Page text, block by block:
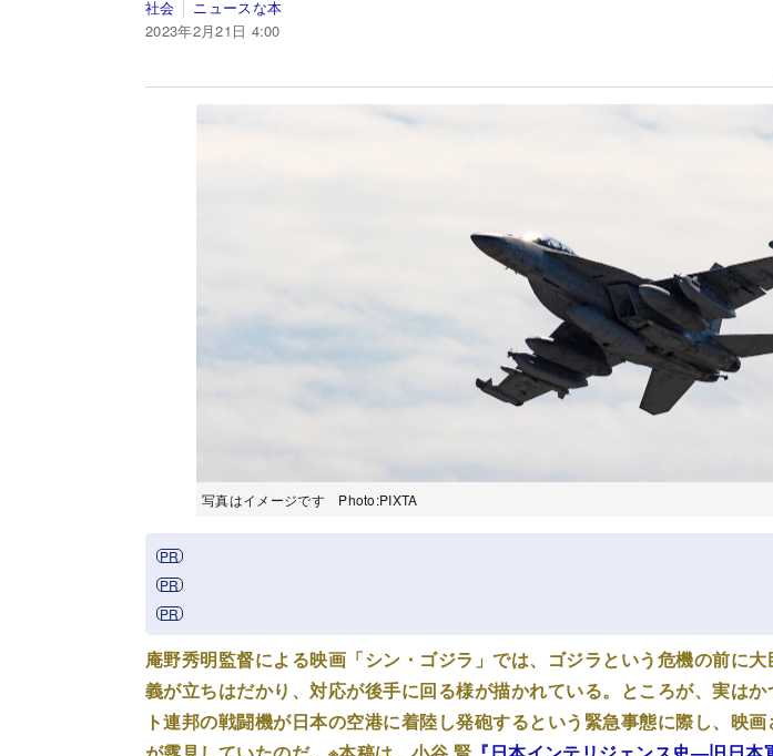
社会
ニュースな本
2023年2月21日 4:00
写真はイメージです Photo:PIXTA
庵野秀明監督による映画「シン・ゴジラ」では、ゴジラという危機の前に
義が立ちはだかり、対応が後手に回る様が描かれている。ところが、実は
ト連邦の戦闘機が日本の空港に着陸し発砲するという緊急事態に際し、映